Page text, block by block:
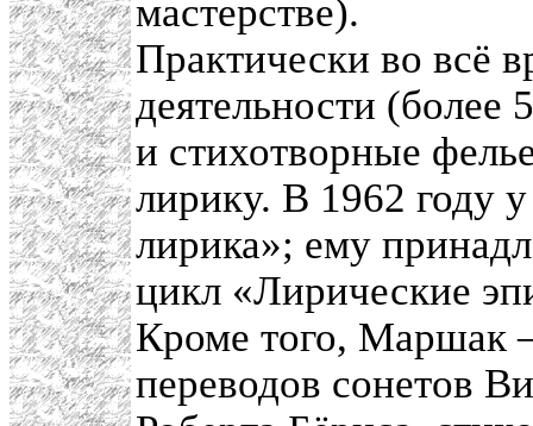
мастерстве).
Практически во всё
деятельности
и стихотворные
лирику. В 1962 году
лирика»; ему
цикл «Лирические
Кроме того, Маршак
переводов сонетов